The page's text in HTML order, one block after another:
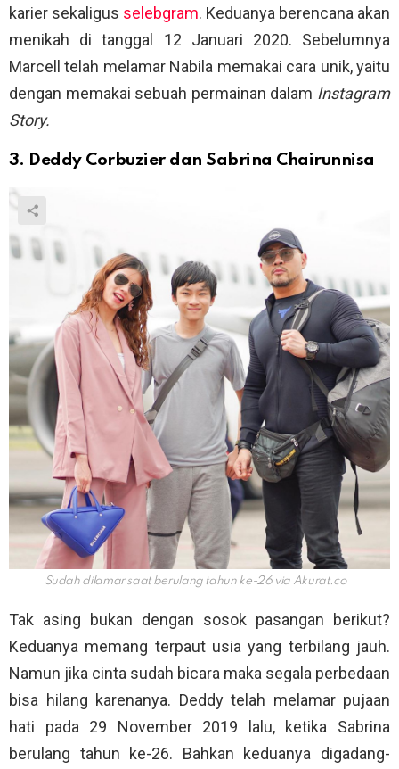
karier sekaligus selebgram. Keduanya berencana akan
menikah di tanggal 12 Januari 2020. Sebelumnya
Marcell telah melamar Nabila memakai cara unik, yaitu
dengan memakai sebuah permainan dalam Instagram
Story.
3. Deddy Corbuzier dan Sabrina Chairunnisa
Sudah dilamar saat berulang tahun ke-26 via Akurat.co
Tak asing bukan dengan sosok pasangan berikut?
Keduanya memang terpaut usia yang terbilang jauh.
Namun jika cinta sudah bicara maka segala perbedaan
bisa hilang karenanya. Deddy telah melamar pujaan
hati pada 29 November 2019 lalu, ketika Sabrina
berulang tahun ke-26. Bahkan keduanya digadang-